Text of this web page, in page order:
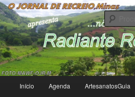
Radiante Recreio
Radiante Recreio
principal
Saltar
Saltar
Início Agenda ArtesanatosGuia